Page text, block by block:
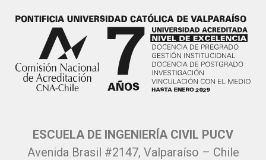
ESCUELA DE INGENIERÍA CIVIL PUCV
Avenida Brasil #2147, Valparaíso – Chile